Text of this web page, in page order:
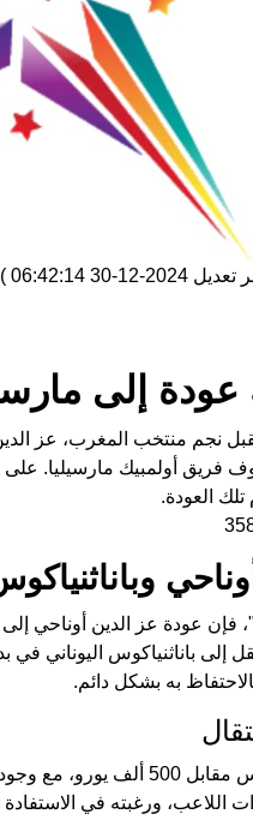
تعديل 2024-12-30 06:42:14
)
عودة إلى
نجم منتخب المغرب، عز
العودة.
فإن عودة عز الدين أوناحي
به بشكل دائم.
اللاعب، ورغبته في